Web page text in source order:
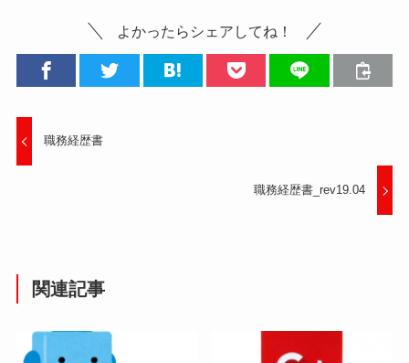
よかったらシェアしてね！
職務経歴書
職務経歴書_rev19.04
関連記事